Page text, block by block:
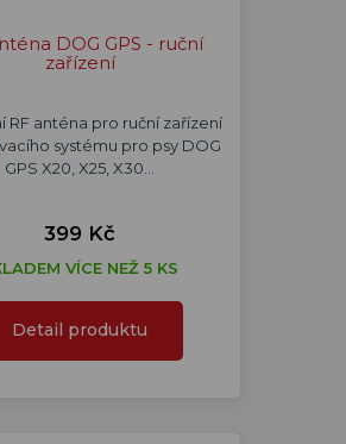
DOG GPS - ruční
zařízení
RF anténa pro ruční zařízení
systému pro psy DOG
GPS X20, X25, X30…
399 Kč
VÍCE NEŽ 5 KS
Detail produktu